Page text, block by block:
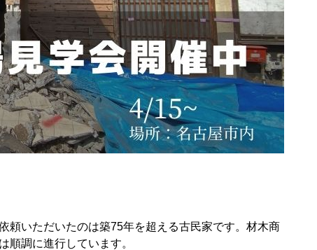
頼いただいたのは築75年を超える古民家です。材木商
順調に進行しています。